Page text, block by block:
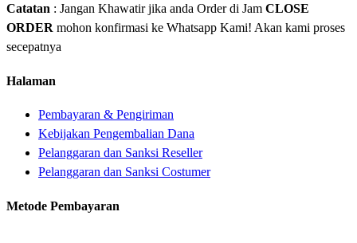
Catatan : Jangan Khawatir jika anda Order di Jam CLOSE
ORDER mohon konfirmasi ke Whatsapp Kami! Akan kami proses
secepatnya
Halaman
Pembayaran & Pengiriman
Kebijakan Pengembalian Dana
Pelanggaran dan Sanksi Reseller
Pelanggaran dan Sanksi Costumer
Metode Pembayaran